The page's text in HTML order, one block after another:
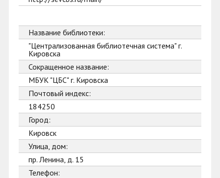
Название библиотеки:
"Централизованная библиотечная система" г.
Кировска
Сокращенное название:
МБУК "ЦБС" г. Кировска
Почтовый индекс:
184250
Город:
Кировск
Улица, дом:
пр. Ленина, д. 15
Телефон: